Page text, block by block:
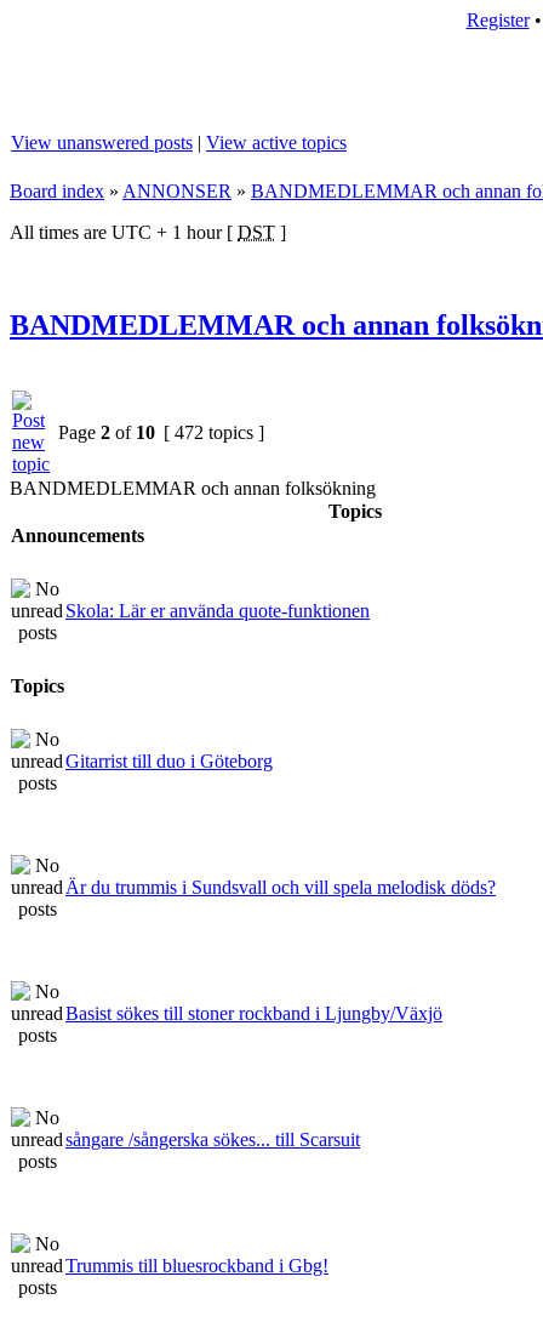
Register
View unanswered posts | View active topics
Board index » ANNONSER » BANDMEDLEMMAR och annan
All times are UTC + 1 hour [ DST ]
BANDMEDLEMMAR och annan
Page 2 of 10 [ 472 topics ]
BANDMEDLEMMAR och annan folksökning
Topics
Announcements
Skola: Lär er använda quote-funktionen
Topics
Gitarrist till duo i Göteborg
Är du trummis i Sundsvall och vill spela melodisk döds?
Basist sökes till stoner rockband i Ljungby/Växjö
sångare /sångerska sökes... till Scarsuit
Trummis till bluesrockband i Gbg!